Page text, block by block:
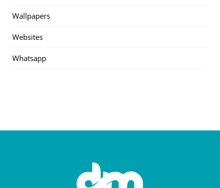
Wallpapers
Websites
Whatsapp